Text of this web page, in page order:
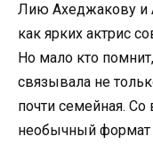
Лию Ахеджакову и
как ярких актрис
Но мало кто
связывала не
почти семейная.
необычный формат